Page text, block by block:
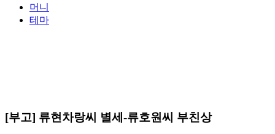
머니
테마
[부고] 류현차랑씨 별세-류호원씨 부친상